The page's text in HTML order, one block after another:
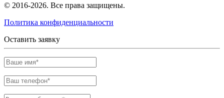
© 2016-2026. Все права защищены.
Политика конфиденциальности
Оставить заявку